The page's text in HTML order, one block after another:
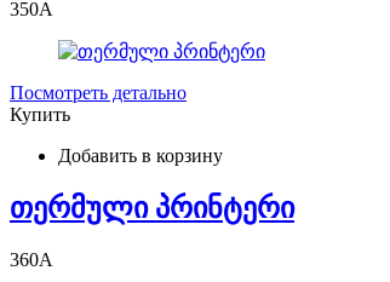
350A
Посмотреть детально
Купить
Добавить в корзину
თერმული პრინტერი
360A